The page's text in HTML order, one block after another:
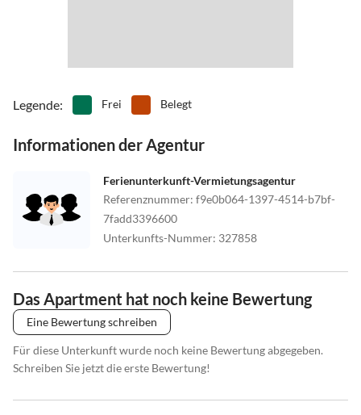
Legende: Frei Belegt
Informationen der Agentur
Ferienunterkunft-Vermietungsagentur
Referenznummer: f9e0b064-1397-4514-b7bf-
7fadd3396600
Unterkunfts-Nummer: 327858
Das Apartment hat noch keine Bewertung
Eine Bewertung schreiben
Für diese Unterkunft wurde noch keine Bewertung abgegeben.
Schreiben Sie jetzt die erste Bewertung!